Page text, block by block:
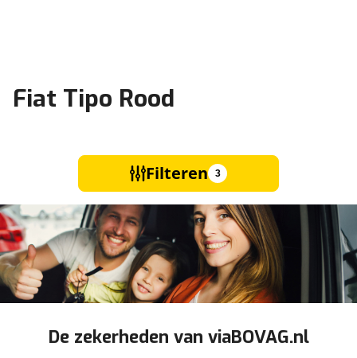
Fiat Tipo Rood
Filteren 3
De zekerheden van viaBOVAG.nl